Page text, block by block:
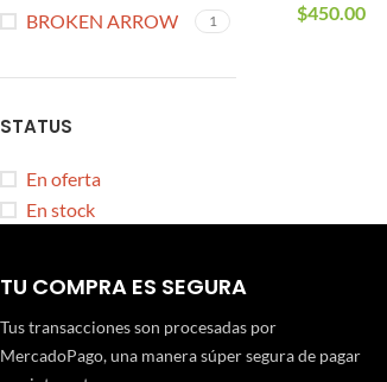
BROKEN ARROW 1
STATUS
En oferta
En stock
$450.00
TU COMPRA ES SEGURA
Tus transacciones son procesadas por
MercadoPago, una manera súper segura de pagar